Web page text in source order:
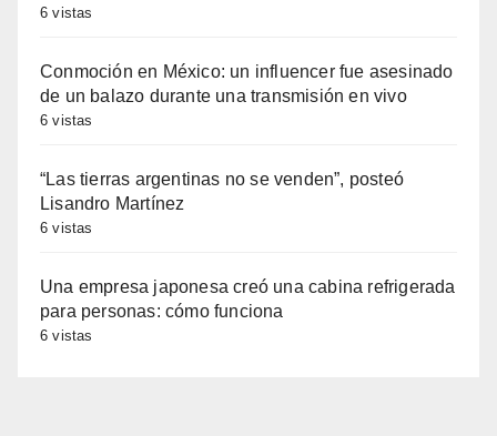
6 vistas
Conmoción en México: un influencer fue asesinado
de un balazo durante una transmisión en vivo
6 vistas
“Las tierras argentinas no se venden”, posteó
Lisandro Martínez
6 vistas
Una empresa japonesa creó una cabina refrigerada
para personas: cómo funciona
6 vistas